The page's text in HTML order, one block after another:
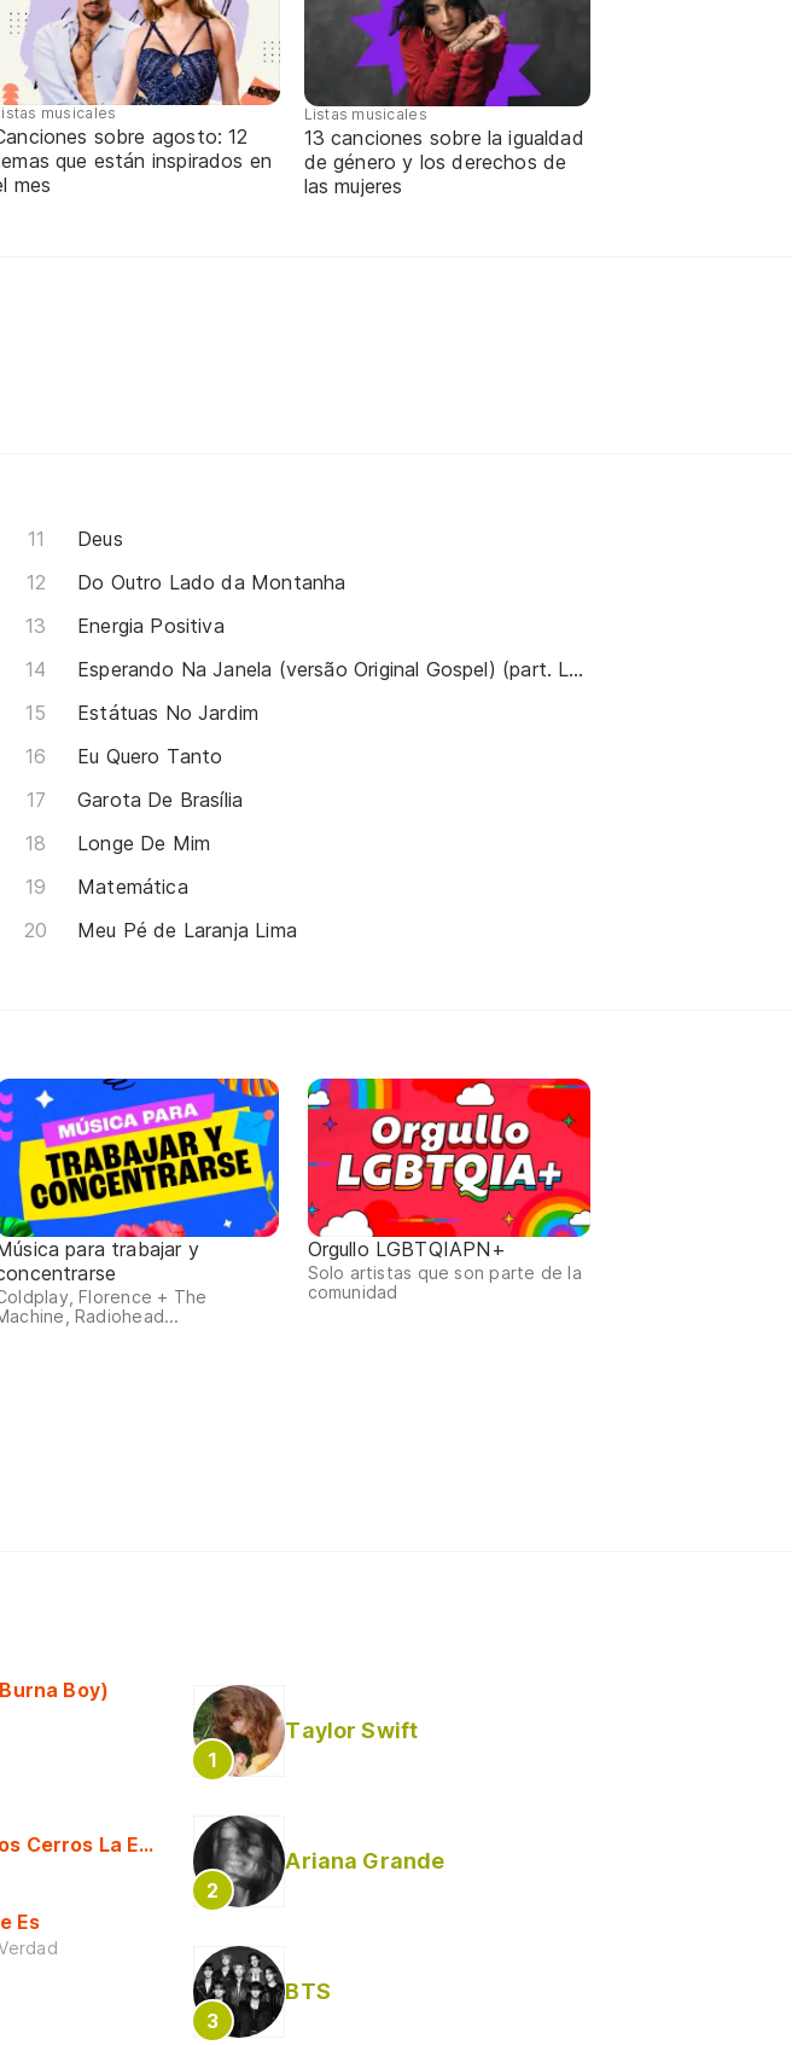
musicales
sobre agosto: 12
que están inspirados en
mes
Listas musicales
13 canciones sobre la igualdad
de género y los derechos de
las mujeres
Deus
Do Outro Lado da Montanha
Energia Positiva
Esperando Na Janela (versão Original Gospel) (part. Luciano Reis)
Estátuas No Jardim
Eu Quero Tanto
Garota De Brasília
Longe De Mim
Matemática
Meu Pé de Laranja Lima
para trabajar y
Florence + The
Radiohead...
Orgullo LGBTQIAPN+
Solo artistas que son parte de la
comunidad
Boy)
Cerros La Escuela)
Es
Taylor Swift
Ariana Grande
BTS